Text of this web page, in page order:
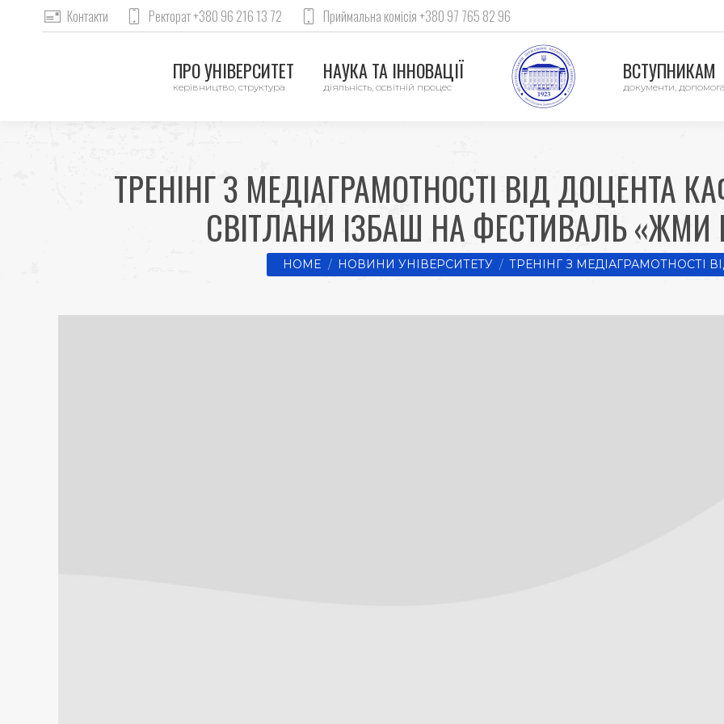
Контакти Ректорат +380 96 216 13 72 Приймальна комісія +380 97 765 82 96
ПРО УНІВЕРСИТЕТ
керівництво, структура
НАУКА ТА ІННОВАЦІЇ
діяльність, освітній процес
ВСТУПНИКАМ
документи,
ТРЕНІНГ З МЕДІАГРАМОТНОСТІ ВІД ДОЦЕНТА
СВІТЛАНИ ІЗБАШ НА ФЕСТИВАЛЬ «ЖМИ
You are here:
HOME НОВИНИ УНІВЕРСИТЕТУ ТРЕНІНГ З МЕДІАГРАМОТНОСТІ